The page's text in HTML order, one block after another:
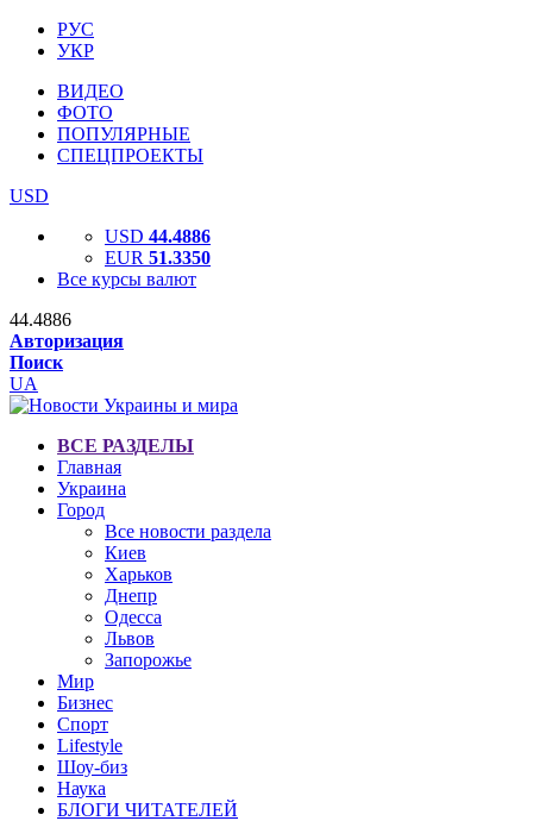
РУС
УКР
ВИДЕО
ФОТО
ПОПУЛЯРНЫЕ
СПЕЦПРОЕКТЫ
USD
USD 44.4886
EUR 51.3350
Все курсы валют
44.4886
Авторизация
Поиск
UA
ВСЕ РАЗДЕЛЫ
Главная
Украина
Город
Все новости раздела
Киев
Харьков
Днепр
Одесса
Львов
Запорожье
Мир
Бизнес
Спорт
Lifestyle
Шоу-биз
Наука
БЛОГИ ЧИТАТЕЛЕЙ